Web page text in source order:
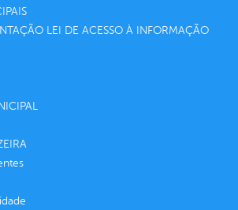
LEI DE ACESSO À INFORMAÇÃO